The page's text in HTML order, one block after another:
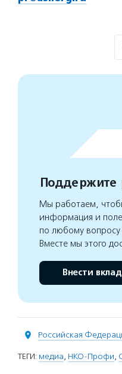
Поддержите
Мы работаем,
информация и
по любому вопросу
Вместе мы этого
Внести вклад
Российская
ТЕГИ: медиа, НКО-Профи,